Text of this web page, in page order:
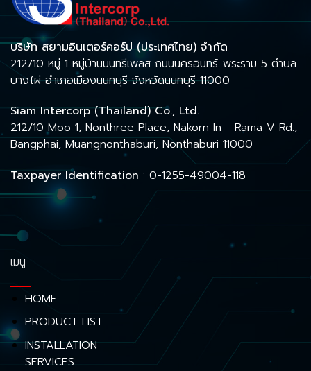
บริษัท สยามอินเตอร์คอร์ป (ประเทศไทย) จำกัด
212/10 หมู่ 1 หมู่บ้านนนทรีเพลส ถนนนครอินทร์-พระราม 5 ตำบล
บางไผ่ อำเภอเมืองนนทบุรี จังหวัดนนทบุรี 11000
Siam Intercorp (Thailand) Co., Ltd.
212/10 Moo 1, Nonthree Place, Nakorn In - Rama V Rd.,
Bangphai, Muangnonthaburi, Nonthaburi 11000
Taxpayer Identification : 0-1255-49004-118
เมนู
HOME
PRODUCT LIST
INSTALLATION
SERVICES